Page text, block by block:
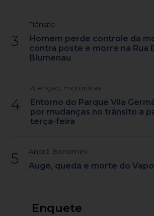
3
Trânsito
Homem perde controle da
contra poste e morre na Rua
Blumenau
4
Atenção, motoristas
Entorno do Parque Vila
por mudanças no trânsito a
terça-feira
5 André Bonomini
Auge, queda e morte do
Enquete